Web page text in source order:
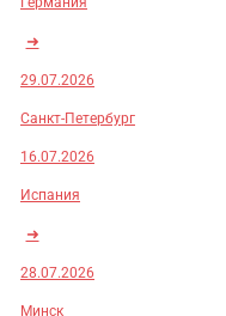
➜
29.07.2026
Санкт-Петербург
16.07.2026
Испания
➜
28.07.2026
Минск